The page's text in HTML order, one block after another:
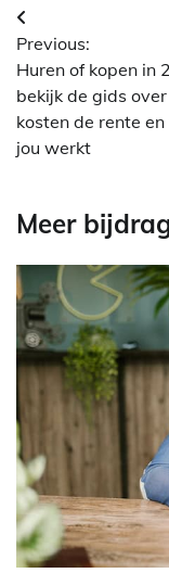
Previous:
Huren of kopen in
bekijk de gids
kosten de rente
jou werkt
Meer